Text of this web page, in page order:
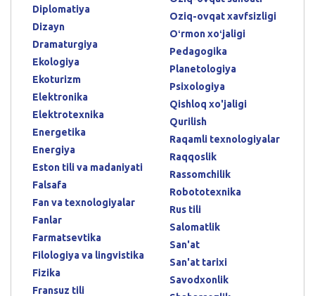
Diplomatiya
Dizayn
Dramaturgiya
Ekologiya
Ekoturizm
Elektronika
Elektrotexnika
Energetika
Energiya
Eston tili va madaniyati
Falsafa
Fan va texnologiyalar
Fanlar
Farmatsevtika
Filologiya va lingvistika
Fizika
Fransuz tili
Oziq-ovqat xavfsizligi
Oʻrmon xoʻjaligi
Pedagogika
Planetologiya
Psixologiya
Qishloq xo'jaligi
Qurilish
Raqamli texnologiyalar
Raqqoslik
Rassomchilik
Robototexnika
Rus tili
Salomatlik
San'at
San'at tarixi
Savodxonlik